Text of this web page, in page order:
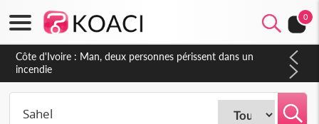
0
Côte d'Ivoire : Séileu, la célébration de la fête nationale
transformée en vaste campagne contre les produits
dépigmentants dangereux